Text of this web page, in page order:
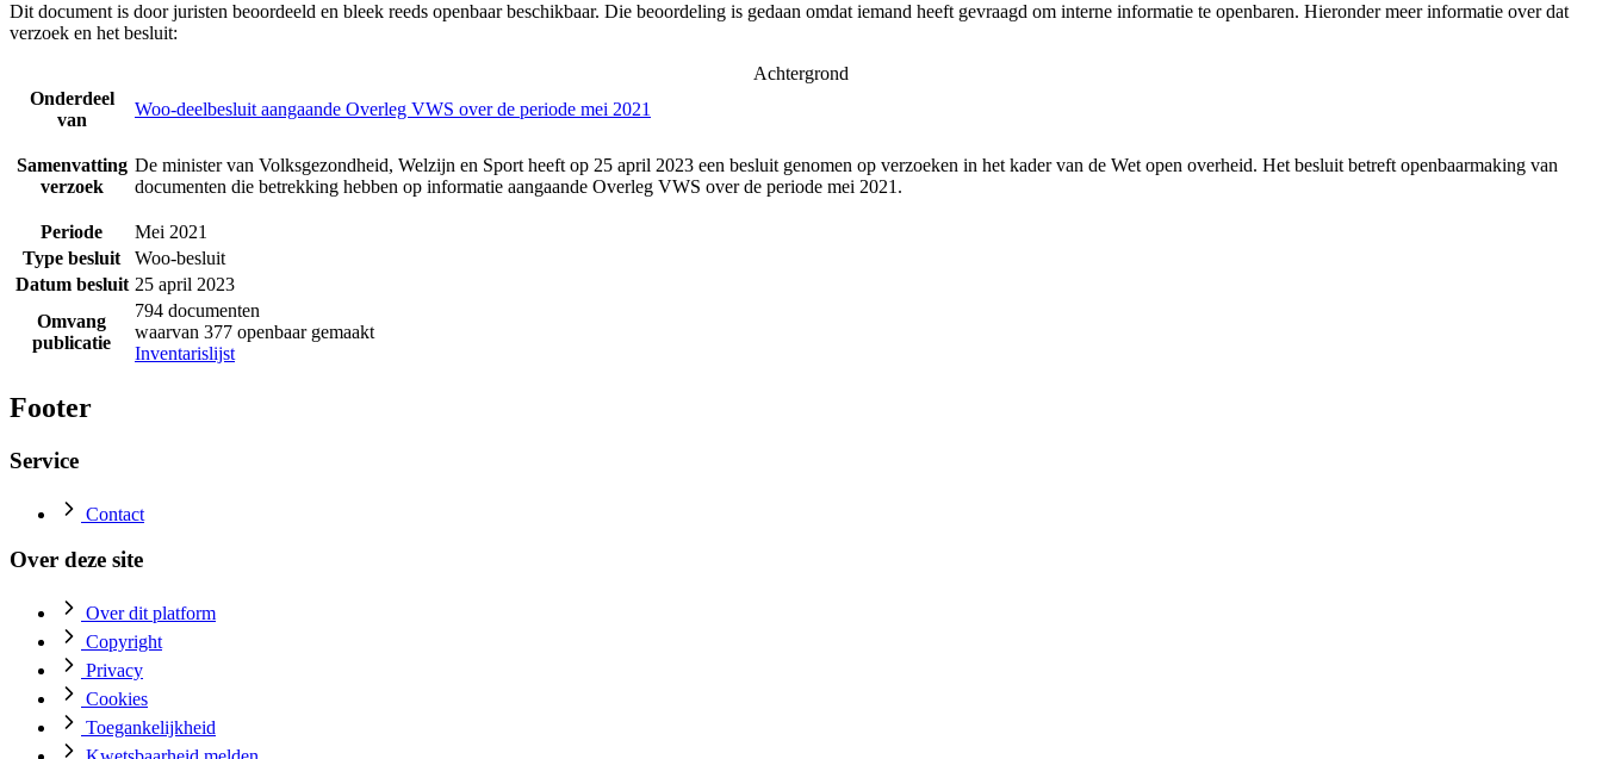
Dit document is door juristen beoordeeld en bleek reeds openbaar beschikbaar. Die beoordeling is gedaan omdat iemand heeft gevraagd om interne informatie te openbaren. Hieronder meer informatie over dat
verzoek en het besluit:
Achtergrond
Onderdeel
van
Woo-deelbesluit aangaande Overleg VWS over de periode mei 2021
Samenvatting
verzoek
De minister van Volksgezondheid, Welzijn en Sport heeft op 25 april 2023 een besluit genomen op verzoeken in het kader van de Wet open overheid. Het besluit betreft openbaarmaking van
documenten die betrekking hebben op informatie aangaande Overleg VWS over de periode mei 2021.
Periode
Mei 2021
Type besluit
Woo-besluit
Datum besluit 25 april 2023
Omvang
publicatie
794 documenten
waarvan 377 openbaar gemaakt
Inventarislijst
Footer
Service
Contact
Over deze site
Over dit platform
Copyright
Privacy
Cookies
Toegankelijkheid